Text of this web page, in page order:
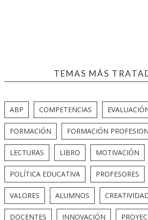
TEMAS MÁS
ABP COMPETENCIAS
FORMACIÓN FORMACIÓN
LECTURAS LIBRO MOTIVACIÓN
POLÍTICA EDUCATIVA PROFESORES
VALORES ALUMNOS
DOCENTES INNOVACIÓN